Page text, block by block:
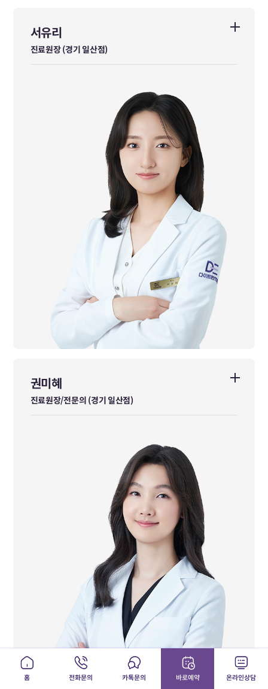
홈 전화문의 카톡문의 바로예약 온라인상담
서유리
진료원장 (경기 일산점)
서유리
진료원장 (경기 일산점)
대전자생한방병원 일반수련의 수료
前 배곧한방병원 진료원장
前 서울미르한방병원 진료원장
권미혜
진료원장/전문의 (경기 일산점)
권미혜
진료원장/전문의 (경기 일산점)
경희대부속한방병원 일반수련의 수료
경희대부속한방병원 전문수련의 수료
前 효성요양병원 한방과장
前 참바른한방병원 진료원장
前 경희한방병원 진료원장
前 경희의료원 중풍센터 및 한의면역암센터 재직 수련의